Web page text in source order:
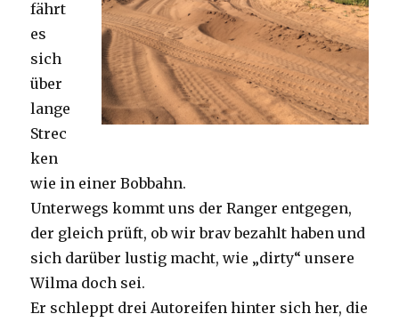
fährt
es
sich
über
lange
Strec
ken
wie in einer Bobbahn.
Unterwegs kommt uns der Ranger entgegen,
der gleich prüft, ob wir brav bezahlt haben und
sich darüber lustig macht, wie „dirty“ unsere
Wilma doch sei.
Er schleppt drei Autoreifen hinter sich her, die